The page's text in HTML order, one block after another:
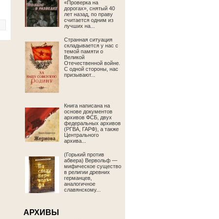
«Проверка на
дорогах», снятый 40
лет назад, по праву
считается одним из
лучших на...
Странная ситуация
складывается у нас с
темой памяти о
Великой
Отечественной войне.
С одной стороны, нас
призывают...
Книга написана на
основе документов
архивов ФСБ, двух
федеральных архивов
(РГВА, ГАРФ), а также
Центрального
архива...
(Горький против
абвера) Вервольф —
мифическое существо
в религии древних
германцев,
аналогичное
славянскому...
АРХИВЫ